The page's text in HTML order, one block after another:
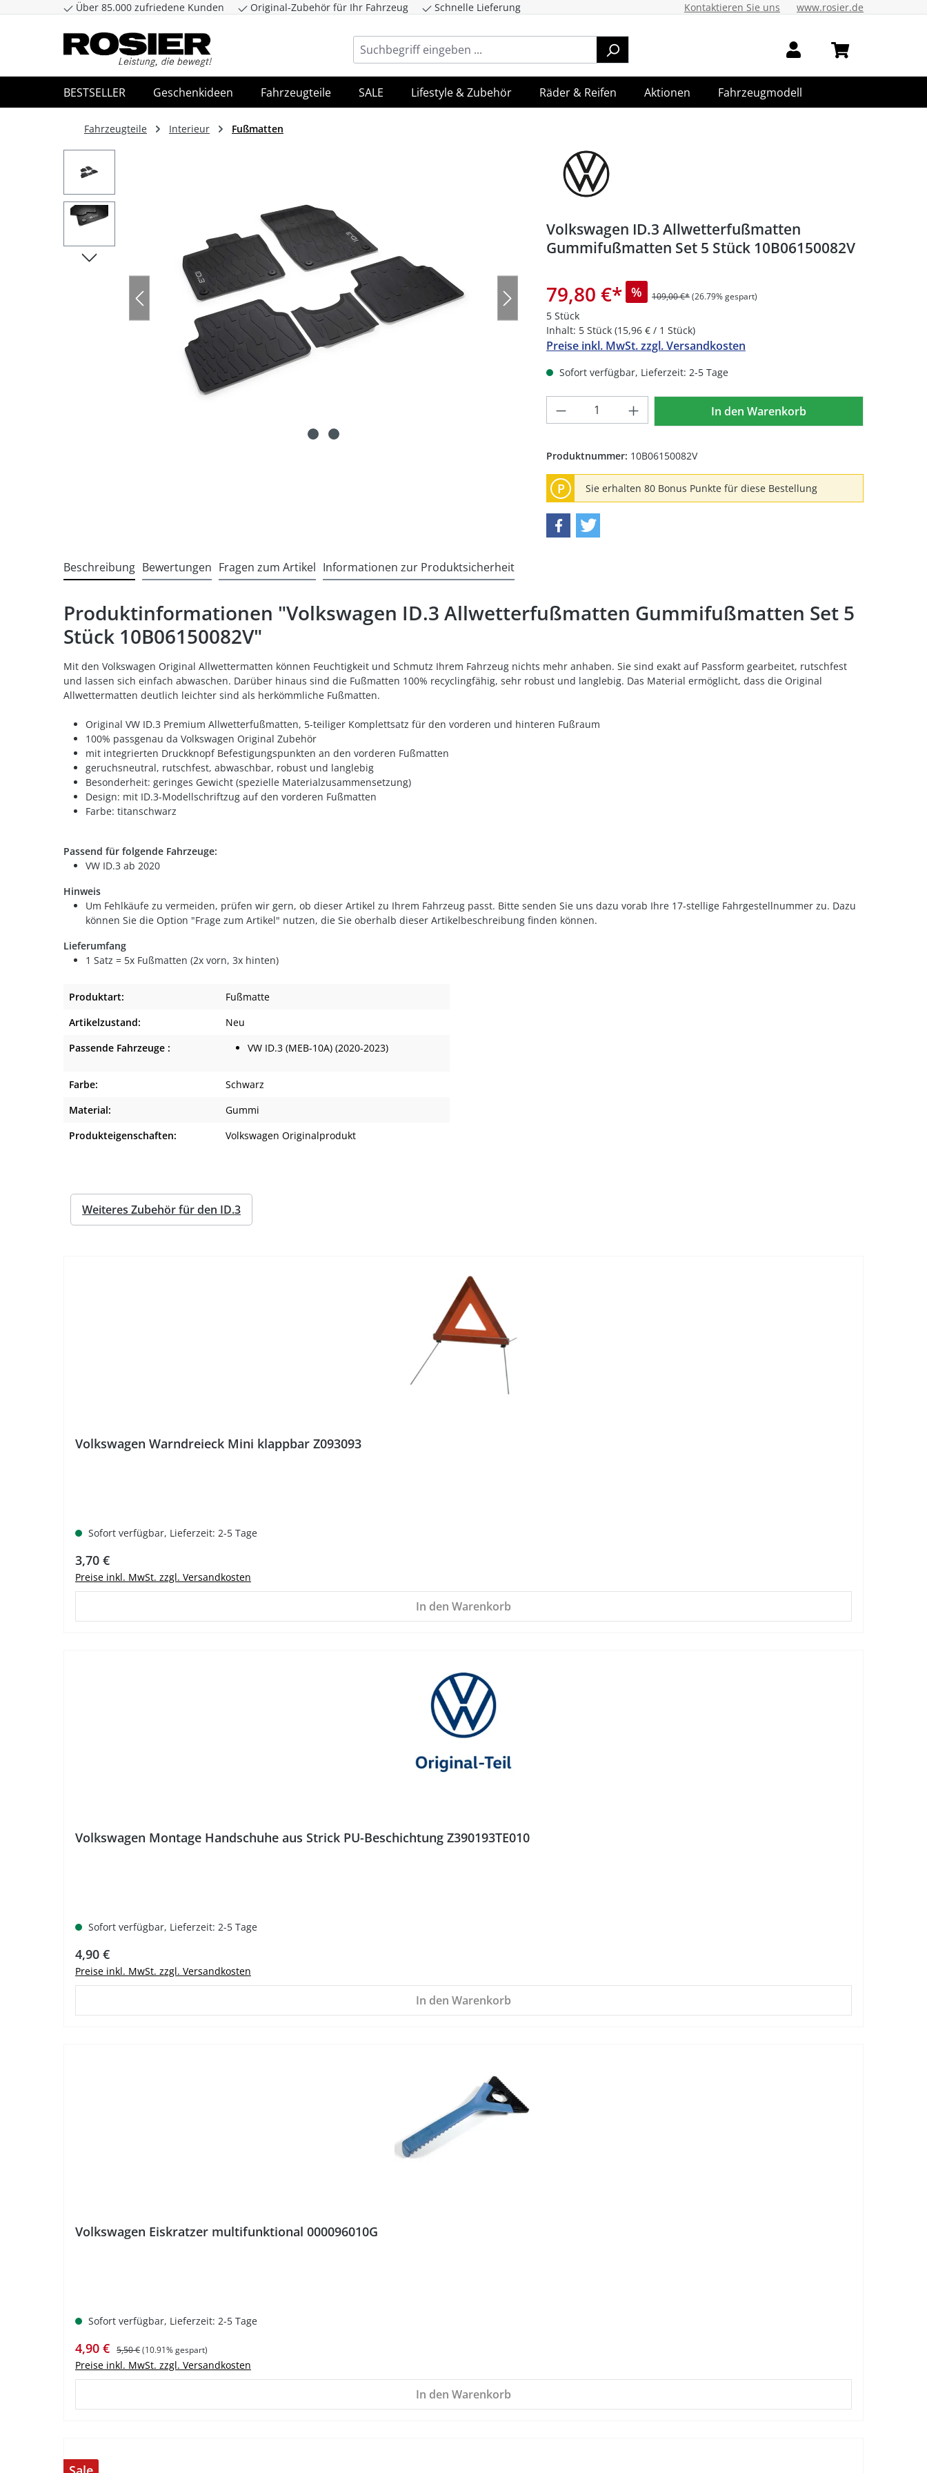
Zum Hauptinhalt springen Zur Suche springen Zur Hauptnavigation springen
Über 85.000 zufriedene Kunden Original-Zubehör für Ihr Fahrzeug Schnelle Lieferung Kontaktieren Sie uns www.rosier.de
BESTSELLER Geschenkideen Fahrzeugteile SALE Lifestyle & Zubehör Räder & Reifen Aktionen Fahrzeugmodell
Fahrzeugteile Interieur Fußmatten
Volkswagen ID.3 Allwetterfußmatten
Gummifußmatten Set 5 Stück 10B06150082V
79,80 €* % 109,00 €*(26.79% gespart)
5 Stück
Inhalt: 5 Stück (15,96 € / 1 Stück)
Preise inkl. MwSt. zzgl. Versandkosten
Sofort verfügbar, Lieferzeit: 2-5 Tage
Produkt Anzahl: Gib den gewünschten Wert
In den Warenkorb
Produktnummer: 10B06150082V
P Sie erhalten 80 Bonus Punkte für diese Bestellung
Beschreibung Bewertungen Fragen zum Artikel Informationen zur Produktsicherheit
Produktinformationen "Volkswagen ID.3 Allwetterfußmatten Gummifußmatten Set 5
Stück 10B06150082V"
Mit den Volkswagen Original Allwettermatten können Feuchtigkeit und Schmutz Ihrem Fahrzeug nichts mehr anhaben. Sie sind exakt auf Passform gearbeitet, rutschfest
und lassen sich einfach abwaschen. Darüber hinaus sind die Fußmatten 100% recyclingfähig, sehr robust und langlebig. Das Material ermöglicht, dass die Original
Allwettermatten deutlich leichter sind als herkömmliche Fußmatten.
Original VW ID.3 Premium Allwetterfußmatten, 5-teiliger Komplettsatz für den vorderen und hinteren Fußraum
100% passgenau da Volkswagen Original Zubehör
mit integrierten Druckknopf Befestigungspunkten an den vorderen Fußmatten
geruchsneutral, rutschfest, abwaschbar, robust und langlebig
Besonderheit: geringes Gewicht (spezielle Materialzusammensetzung)
Design: mit ID.3-Modellschriftzug auf den vorderen Fußmatten
Farbe: titanschwarz
Passend für folgende Fahrzeuge:
VW ID.3 ab 2020
Hinweis
Um Fehlkäufe zu vermeiden, prüfen wir gern, ob dieser Artikel zu Ihrem Fahrzeug passt. Bitte senden Sie uns dazu vorab Ihre 17-stellige Fahrgestellnummer zu. Dazu
können Sie die Option "Frage zum Artikel" nutzen, die Sie oberhalb dieser Artikelbeschreibung finden können.
Lieferumfang
1 Satz = 5x Fußmatten (2x vorn, 3x hinten)
Produktart:
Fußmatte
Artikelzustand:
Neu
Passende Fahrzeuge :
VW ID.3 (MEB-10A) (2020-2023)
Farbe:
Schwarz
Material:
Gummi
Produkteigenschaften:
Volkswagen Originalprodukt
Weiteres Zubehör für den ID.3
Volkswagen Warndreieck Mini klappbar Z093093
Sofort verfügbar, Lieferzeit: 2-5 Tage
Regulärer Preis:
3,70 €
Preise inkl. MwSt. zzgl. Versandkosten
In den Warenkorb
Volkswagen Montage Handschuhe aus Strick PU-Beschichtung Z390193TE010
Sofort verfügbar, Lieferzeit: 2-5 Tage
Regulärer Preis:
4,90 €
Preise inkl. MwSt. zzgl. Versandkosten
In den Warenkorb
Volkswagen Eiskratzer multifunktional 000096010G
Sofort verfügbar, Lieferzeit: 2-5 Tage
Verkaufspreis:
4,90 € Regulärer Preis:
5,50 €(10.91% gespart)
Preise inkl. MwSt. zzgl. Versandkosten
In den Warenkorb